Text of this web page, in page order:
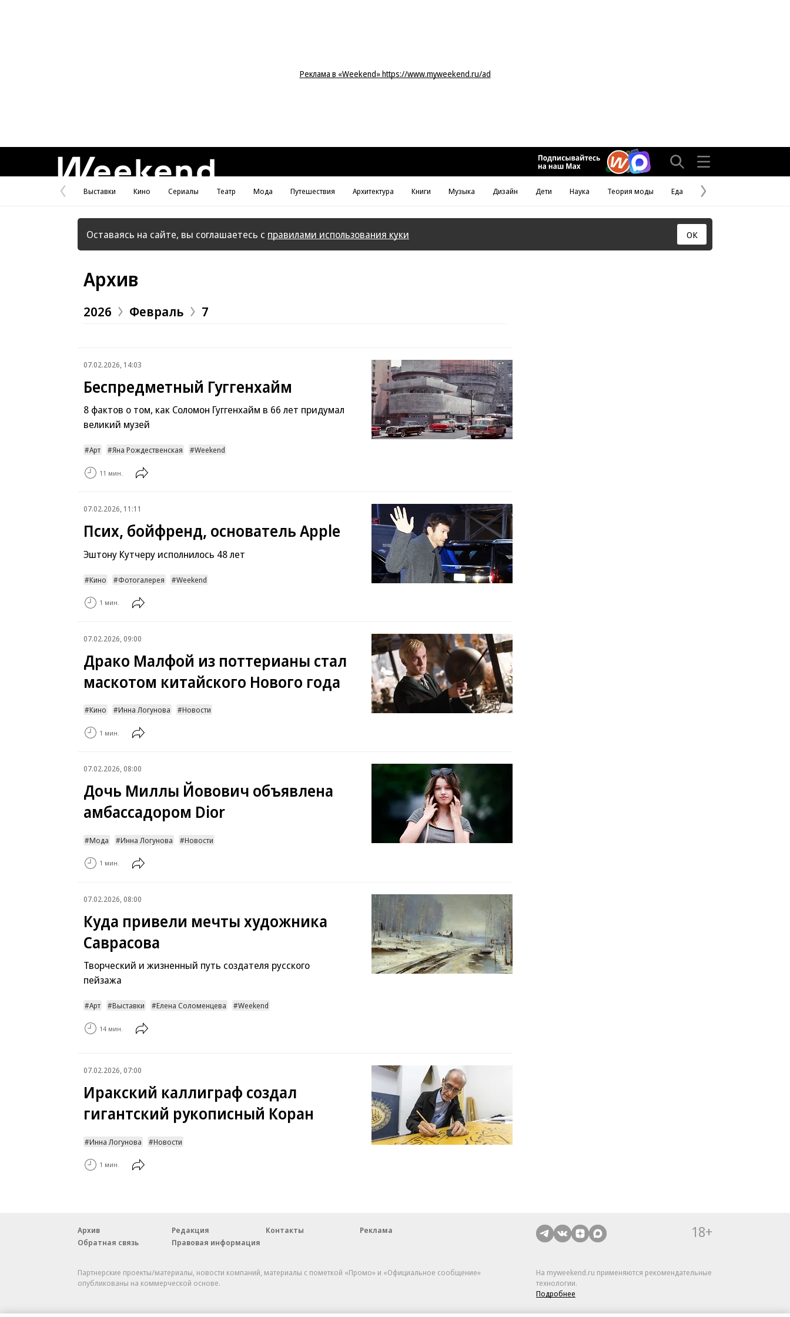
Реклама в «Weekend» https://www.myweekend.ru/ad
Предыдущая
страница
Выставки Кино Сериалы Театр Мода Путешествия Архитектура Книги Музыка Дизайн Дети Наука Теория моды Еда
Следующая
страница
Оставаясь на сайте, вы соглашаетесь с правилами использования куки ОК
Архив
2026 Февраль 7
07.02.2026, 14:03
Беспредметный Гуггенхайм
8 фактов о том, как Соломон Гуггенхайм в 66 лет придумал
великий музей
Арт Яна Рождественская Weekend
11 мин.
07.02.2026, 11:11
Псих, бойфренд, основатель Apple
Эштону Кутчеру исполнилось 48 лет
Кино Фотогалерея Weekend
1 мин.
07.02.2026, 09:00
Драко Малфой из поттерианы стал
маскотом китайского Нового года
Кино Инна Логунова Новости
1 мин.
07.02.2026, 08:00
Дочь Миллы Йовович объявлена
амбассадором Dior
Мода Инна Логунова Новости
1 мин.
07.02.2026, 08:00
Куда привели мечты художника
Саврасова
Творческий и жизненный путь создателя русского
пейзажа
Арт Выставки Елена Соломенцева Weekend
14 мин.
07.02.2026, 07:00
Иракский каллиграф создал
гигантский рукописный Коран
Инна Логунова Новости
1 мин.
Архив Редакция Контакты
Реклама
Обратная связь
Правовая информация
18+
Партнерские проекты/материалы, новости компаний, материалы с пометкой «Промо» и «Официальное сообщение»
опубликованы на коммерческой основе.
На myweekend.ru применяются рекомендательные
технологии.
Подробнее